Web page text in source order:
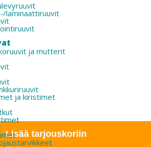
laminaattiruuvit
ja mutterit
ja kiristimet
Lisää tarjouskoriin